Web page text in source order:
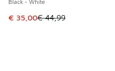
Black - White
Dieser Artikel ist im Sale.
€ 35,00€ 44,99